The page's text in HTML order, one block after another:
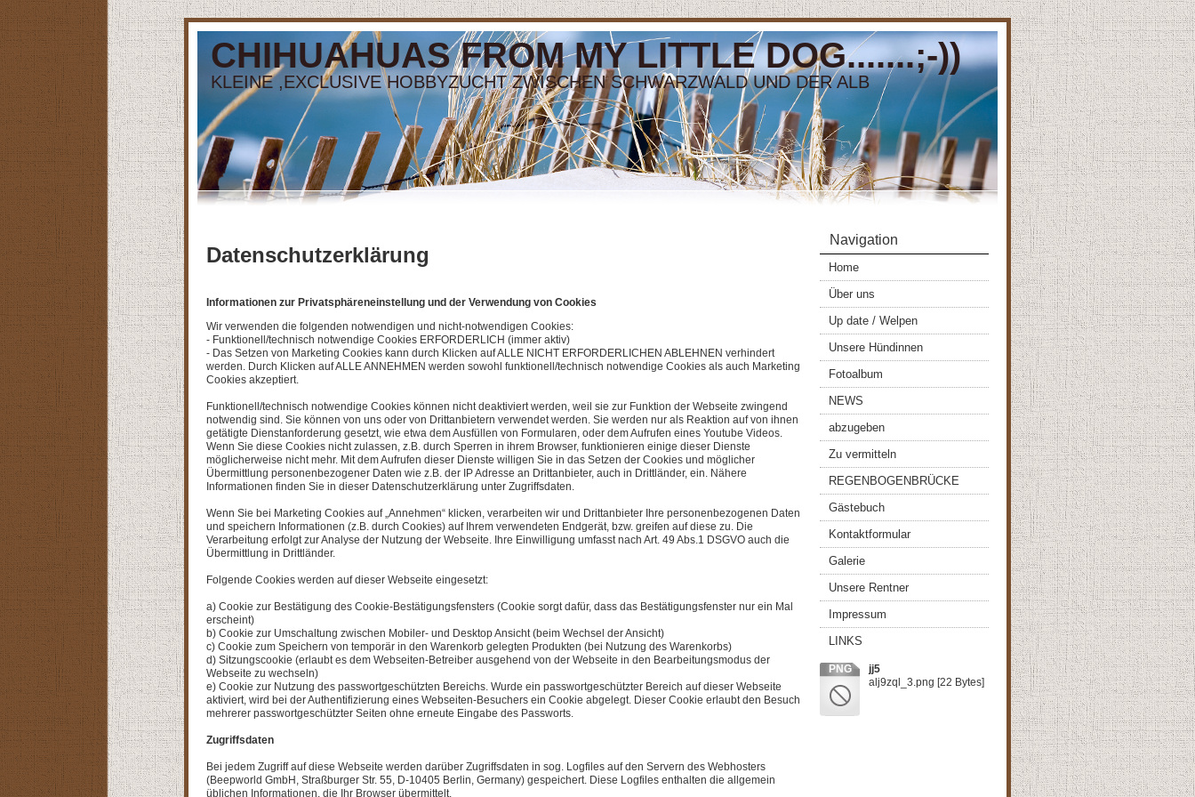
CHIHUAHUAS FROM MY LITTLE DOG.......;-))
KLEINE ,EXCLUSIVE HOBBYZUCHT ZWISCHEN SCHWARZWALD UND DER ALB
Navigation
Home
Über uns
Up date / Welpen
Unsere Hündinnen
Fotoalbum
NEWS
abzugeben
Zu vermitteln
REGENBOGENBRÜCKE
Gästebuch
Kontaktformular
Galerie
Unsere Rentner
Impressum
LINKS
PNG
jj5
alj9zql_3.png [22 Bytes]
Datenschutzerklärung
Informationen zur Privatsphäreneinstellung und der Verwendung von Cookies
Wir verwenden die folgenden notwendigen und nicht-notwendigen Cookies:
- Funktionell/technisch notwendige Cookies ERFORDERLICH (immer aktiv)
- Das Setzen von Marketing Cookies kann durch Klicken auf ALLE NICHT ERFORDERLICHEN ABLEHNEN verhindert
werden. Durch Klicken auf ALLE ANNEHMEN werden sowohl funktionell/technisch notwendige Cookies als auch Marketing
Cookies akzeptiert.
Funktionell/technisch notwendige Cookies können nicht deaktiviert werden, weil sie zur Funktion der Webseite zwingend
notwendig sind. Sie können von uns oder von Drittanbietern verwendet werden. Sie werden nur als Reaktion auf von ihnen
getätigte Dienstanforderung gesetzt, wie etwa dem Ausfüllen von Formularen, oder dem Aufrufen eines Youtube Videos.
Wenn Sie diese Cookies nicht zulassen, z.B. durch Sperren in ihrem Browser, funktionieren einige dieser Dienste
möglicherweise nicht mehr. Mit dem Aufrufen dieser Dienste willigen Sie in das Setzen der Cookies und möglicher
Übermittlung personenbezogener Daten wie z.B. der IP Adresse an Drittanbieter, auch in Drittländer, ein. Nähere
Informationen finden Sie in dieser Datenschutzerklärung unter Zugriffsdaten.
Wenn Sie bei Marketing Cookies auf „Annehmen“ klicken, verarbeiten wir und Drittanbieter Ihre personenbezogenen Daten
und speichern Informationen (z.B. durch Cookies) auf Ihrem verwendeten Endgerät, bzw. greifen auf diese zu. Die
Verarbeitung erfolgt zur Analyse der Nutzung der Webseite. Ihre Einwilligung umfasst nach Art. 49 Abs.1 DSGVO auch die
Übermittlung in Drittländer.
Folgende Cookies werden auf dieser Webseite eingesetzt:
a) Cookie zur Bestätigung des Cookie-Bestätigungsfensters (Cookie sorgt dafür, dass das Bestätigungsfenster nur ein Mal
erscheint)
b) Cookie zur Umschaltung zwischen Mobiler- und Desktop Ansicht (beim Wechsel der Ansicht)
c) Cookie zum Speichern von temporär in den Warenkorb gelegten Produkten (bei Nutzung des Warenkorbs)
d) Sitzungscookie (erlaubt es dem Webseiten-Betreiber ausgehend von der Webseite in den Bearbeitungsmodus der
Webseite zu wechseln)
e) Cookie zur Nutzung des passwortgeschützten Bereichs. Wurde ein passwortgeschützter Bereich auf dieser Webseite
aktiviert, wird bei der Authentifizierung eines Webseiten-Besuchers ein Cookie abgelegt. Dieser Cookie erlaubt den Besuch
mehrerer passwortgeschützter Seiten ohne erneute Eingabe des Passworts.
Zugriffsdaten
Bei jedem Zugriff auf diese Webseite werden darüber Zugriffsdaten in sog. Logfiles auf den Servern des Webhosters
(Beepworld GmbH, Straßburger Str. 55, D-10405 Berlin, Germany) gespeichert. Diese Logfiles enthalten die allgemein
üblichen Informationen, die Ihr Browser übermittelt.